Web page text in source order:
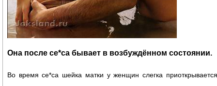
Она после се*са бывает в возбуждённом состоянии.
Во время се*са шейка матки у женщин слегка